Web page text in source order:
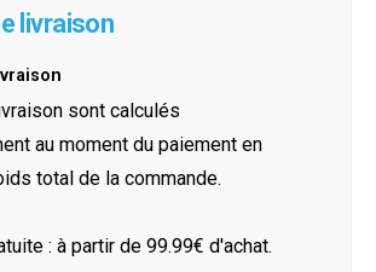
livraison
sont calculés
au moment du paiement en
total de la commande.
: à partir de 99.99€ d'achat.